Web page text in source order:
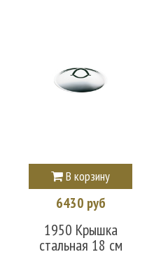
В корзину
6430 руб
1950 Крышка
стальная 18 см